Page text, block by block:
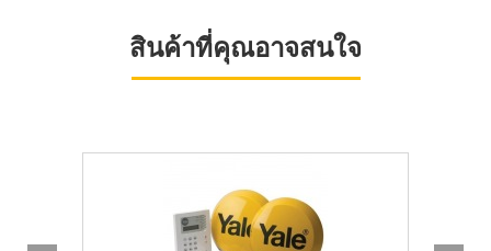
สินค้าที่คุณอาจสนใจ